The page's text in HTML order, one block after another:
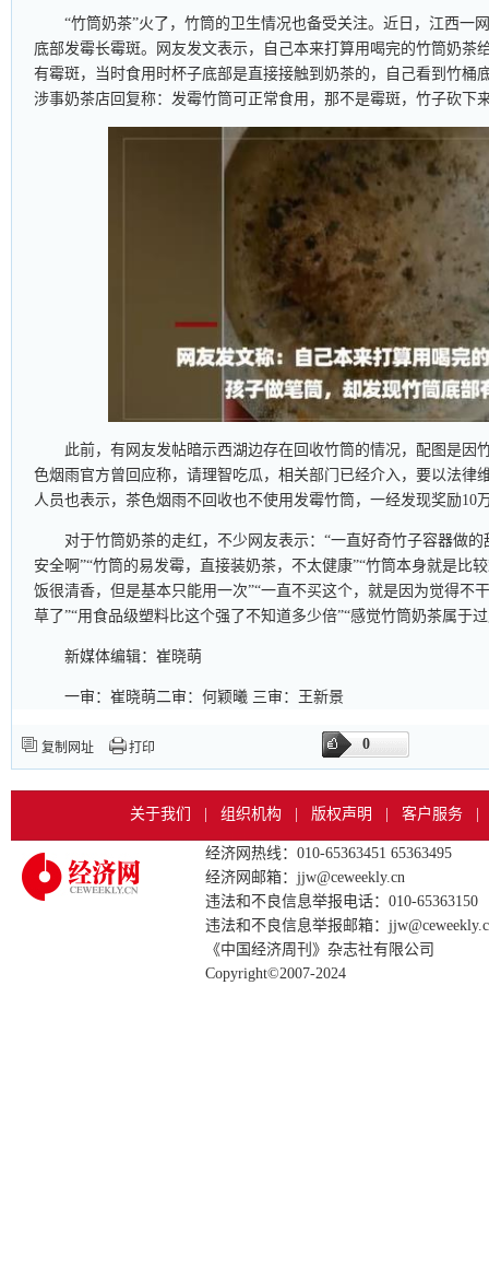
“竹筒奶茶”火了，竹筒的卫生情况也备受关注。近日，江西一
底部发霉长霉斑。网友发文表示，自己本来打算用喝完的竹筒奶茶
有霉斑，当时食用时杯子底部是直接接触到奶茶的，自己看到竹桶
涉事奶茶店回复称：发霉竹筒可正常食用，那不是霉斑，竹子砍下
此前，有网友发帖暗示西湖边存在回收竹筒的情况，配图是因
色烟雨官方曾回应称，请理智吃瓜，相关部门已经介入，要以法律
人员也表示，茶色烟雨不回收也不使用发霉竹筒，一经发现奖励10
对于竹筒奶茶的走红，不少网友表示：“一直好奇竹子容器做
安全啊”“竹筒的易发霉，直接装奶茶，不太健康”“竹筒本身就是比
饭很清香，但是基本只能用一次”“一直不买这个，就是因为觉得不
草了”“用食品级塑料比这个强了不知道多少倍”“感觉竹筒奶茶属于
新媒体编辑：崔晓萌
一审：崔晓萌二审：何颖曦 三审：王新景
复制网址 打印 0
关于我们 组织机构 版权声明 客户服务
经济网热线：010-65363451 65363495
经济网邮箱：jjw@ceweekly.cn
违法和不良信息举报电话：010-65363150
违法和不良信息举报邮箱：
《中国经济周刊》杂志社有限公司
Copyright©2007-2024